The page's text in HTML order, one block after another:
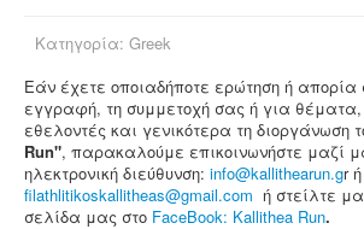
Κατηγορία: Greek
Εάν έχετε οποιαδήποτε ερώτηση ή απορία
εγγραφή, τη συμμετοχή σας ή για θέματα,
εθελοντές και γενικότερα τη διοργάνωση
Run", παρακαλούμε επικοινωνήστε μαζί
ηλεκτρονική διεύθυνση: info@kallithearun.gr ή
filathlitikoskallitheas@gmail.com ή στείλτε
σελίδα μας στο FaceBook: Kallithea Run.